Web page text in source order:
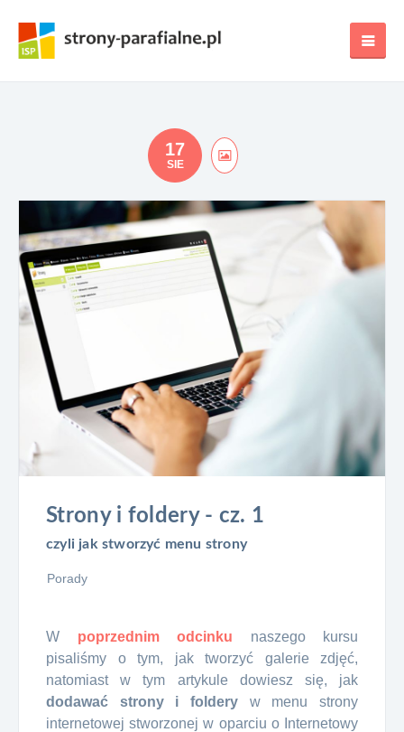
17
SIE
Strony i foldery - cz. 1
czyli jak stworzyć menu strony
Porady
W poprzednim odcinku naszego kursu
pisaliśmy o tym, jak tworzyć galerie zdjęć,
natomiast w tym artykule dowiesz się, jak
dodawać strony i foldery w menu strony
internetowej stworzonej w oparciu o Internetowy